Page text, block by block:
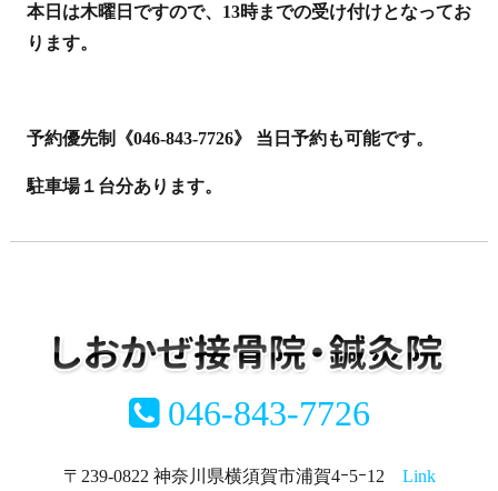
本日は木曜日ですので、13時までの受け付けとなってお
ります。
予約優先制《046-843-7726》 当日予約も可能です。
駐車場１台分あります。
046-843-7726
〒239-0822 神奈川県横須賀市浦賀4ｰ5ｰ12 Link